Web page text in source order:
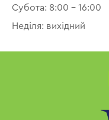
Субота: 8:00 – 16:00
Неділя: вихідний